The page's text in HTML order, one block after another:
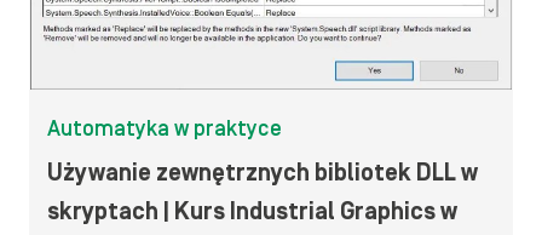
Automatyka w praktyce
Używanie zewnętrznych bibliotek DLL w
skryptach | Kurs Industrial Graphics w